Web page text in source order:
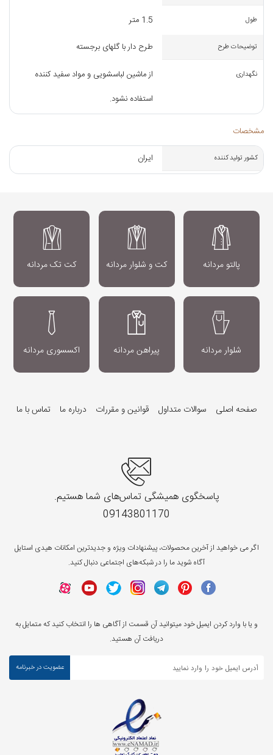
طول 1.5 متر
توضیحات طرح طرح دار با گلهای برجسته
نگهداری
از ماشین لباسشویی و مواد سفید کننده
استفاده نشود.
مشخصات
کشور تولید کننده ایران
پالتو مردانه کت و شلوار مردانه کت تک مردانه
شلوار مردانه پیراهن مردانه اکسسوری مردانه
صفحه اصلی سوالات متداول قوانین و مقررات درباره ما تماس با ما
پاسخگوی همیشگی تماس‌های شما هستیم.
09143801170
اگر می خواهید از آخرین محصولات، پیشنهادات ویژه و جدیدترین امکانات هیدی استایل
آگاه شوید ما را در شبکه‌های اجتماعی دنبال کنید.
و یا با وارد کردن ایمیل خود میتوانید آن قسمت از آگاهی ها را انتخاب کنید که متمایل به
دریافت آن هستید.
عضویت در خبرنامه